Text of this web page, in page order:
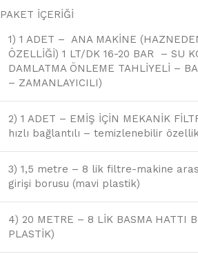
PAKET İÇERİĞİ
1) 1 ADET – ANA MAKİNE
ÖZELLİĞİ) 1 LT/DK 16-20 BAR – SU
DAMLATMA ÖNLEME TAHLİYELİ –
– ZAMANLAYICILI)
2) 1 ADET – EMİŞ İÇİN MEKANİK
hızlı bağlantılı – temizlenebilir
3) 1,5 metre – 8 lik filtre-makine
girişi borusu (mavi plastik)
4) 20 METRE – 8 LİK BASMA HATTI
PLASTİK)